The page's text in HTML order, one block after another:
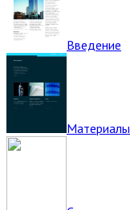
Введение
Материалы